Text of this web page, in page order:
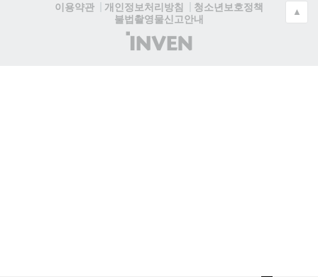
이용약관
개인정보처리방침
청소년보호정책
불법촬영물신고안내
(주)
인
▲